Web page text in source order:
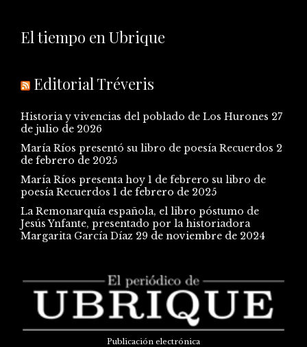
El tiempo en Ubrique
Editorial Tréveris
Historia y vivencias del poblado de Los Hurones 27
de julio de 2026
María Ríos presentó su libro de poesía Recuerdos 2
de febrero de 2025
María Ríos presenta hoy 1 de febrero su libro de
poesía Recuerdos 1 de febrero de 2025
La Remonarquía española, el libro póstumo de
Jesús Ynfante, presentado por la historiadora
Margarita García Díaz 29 de noviembre de 2024
Publicación electrónica